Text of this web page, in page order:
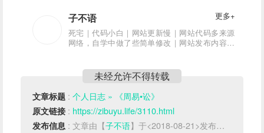
更多+
子不语
死宅｜代码小白｜网站更新慢｜网站代码多来源
网络，自学中做了些简单修改｜网站发布内容亲
未经允许不得转载
文章标题 : 个人日志 » 《周易•讼》
原文链接 : https://zibuyu.life/3110.html
发布信息 : 文章由【子不语】于<2018-08-21>发布于【